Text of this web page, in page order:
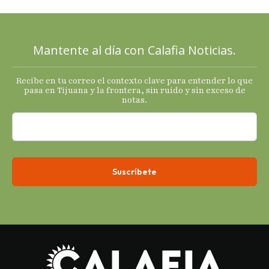
termómetro
s
económicos.
Mantente al día con Calafia Noticias.
Recibe en tu correo el contexto clave para entender lo que
pasa en Tijuana y la frontera, sin ruido y sin exceso de
notas.